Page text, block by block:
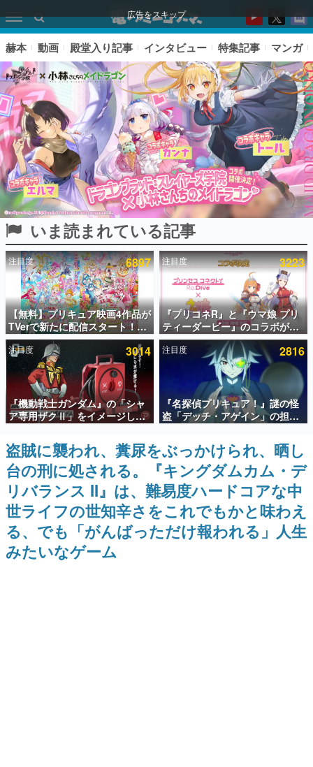
広告をスキップ
ピックアップ
電ファミのいま読まれている記事ランキング
アプリセール情報
インタビュー
連載・特集一覧
殿堂入り記事
SNS拡散数が数千以上！ ページビュー数万以上！ などな
ど。多くの人々に読まれた、電ファミ渾身の“殿堂入り”記
事をまとめました。
ゲームの企画書
名作ゲームクリエイターの方々に製作時のエピソードをお
聞きし、ヒットする企画（ゲーム）とは何か？を探ってい
きます。
赫本
この物語を解いてはいけない。『赫本』は、〈試験問題〉
の形をした短編ホラー小説集です。
新世代に訊く
赫本 動画 殿堂入り記事 インタビュー 特集記事 マンガ
いま読まれている記事
注目度 6897
【無料】プリキュア映画4作品が
TVerで新たに配信スタート！な
んと2018年～2024年の映画ほぼ
すべてが見放題に、ぶっちゃけ
ありえないラインナップ
注目度 3223
『プリコネR』と『ウマ娘 プリ
ティーダービー』のコラボが決
定！“最大170連無料”の8.5周年
キャンペーンなども発表
注目度 3014
『機動戦士ガンダム』の「シャ
ア専用ザクⅡ」をイメージした
散水ホースリールが予約開始。
本体にはシャアのパーソナルマ
ークやジオン公国軍のエンブレ
ム、型式番号などを配置
注目度 2816
『名探偵プリキュア！』謎の怪
盗「デッチ・アゲイン」の担当
キャストは天﨑滉平さんと判
明。『Re:ゼロから始める異世
界生活』オットー役、『ヒプノ
シスマイク』山田三郎役など
盗賊に襲われ、糞尿をぶっかけられ、晒し
台の刑に処される。『キングダムカム・デ
リバランス II』は、難易度ハードコアな中
世ライフの世知辛さをこれでもかと味わえ
る、でも「がんばっただけ報われる」人生
みたいなゲーム